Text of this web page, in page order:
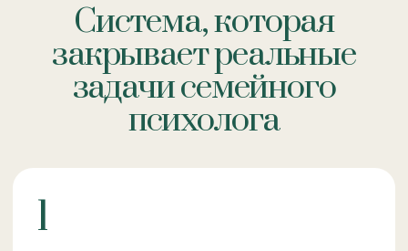
Система, которая
закрывает реальные
задачи семейного
психолога
1